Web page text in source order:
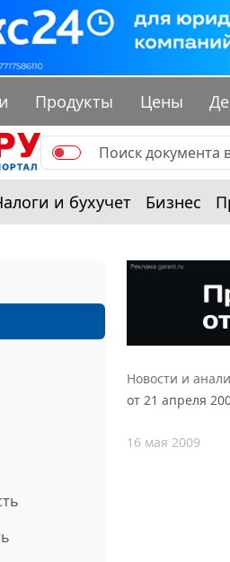
Продукты Цены
и бухучет Бизнес
Новости и
от 21 апреля
16 мая 2009